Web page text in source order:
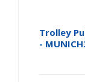
Trolley
-